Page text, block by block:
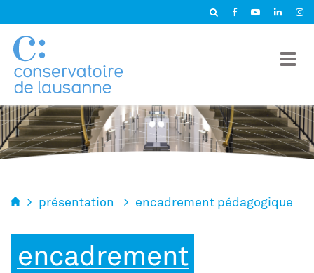
présentation encadrement pédagogique
encadrement